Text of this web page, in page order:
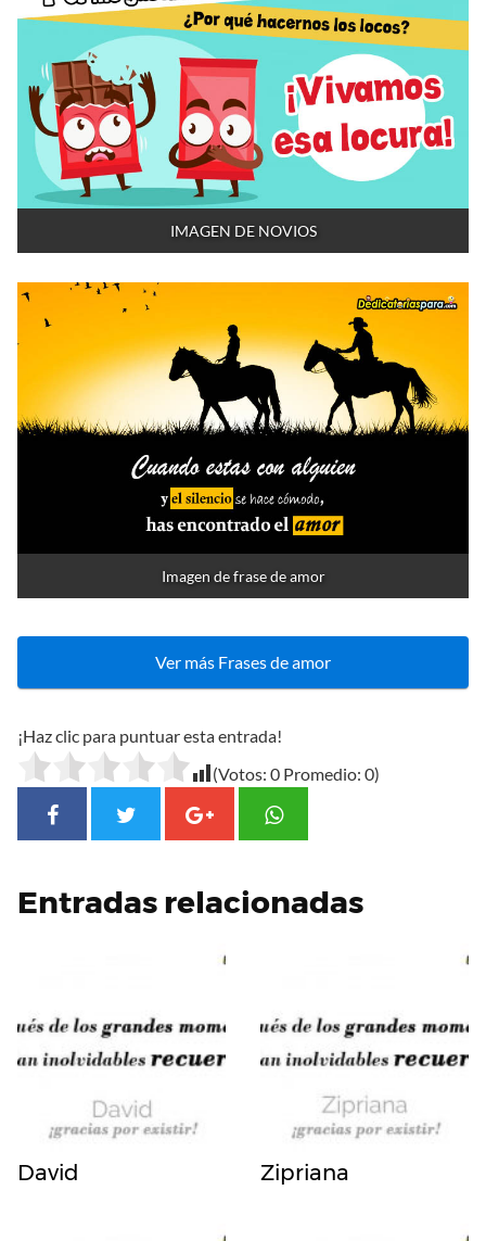
IMAGEN DE NOVIOS
Imagen de frase de amor
Ver más Frases de amor
¡Haz clic para puntuar esta entrada!
(Votos: 0 Promedio: 0)
Entradas relacionadas
David Zipriana